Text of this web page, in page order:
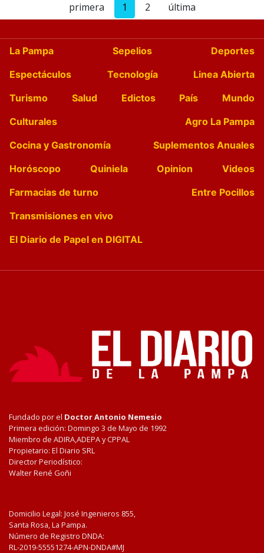
primera 1 2 última
La Pampa Sepelios
Deportes
Espectáculos
Tecnología
Linea Abierta
Turismo
Salud Edictos País
Mundo
Culturales
Agro La Pampa
Cocina y Gastronomía
Suplementos Anuales
Horóscopo
Quiniela Opinion
Videos
Farmacias de turno
Entre Pocillos
Transmisiones en vivo
El Diario de Papel en DIGITAL
Fundado por el Doctor Antonio Nemesio
Primera edición: Domingo 3 de Mayo de 1992
Miembro de ADIRA,ADEPA y CPPAL
Propietario: El Diario SRL
Director Periodístico:
Walter René Goñi
Domicilio Legal: José Ingenieros 855,
Santa Rosa, La Pampa.
Número de Registro DNDA:
RL-2019-55551274-APN-DNDA#MJ